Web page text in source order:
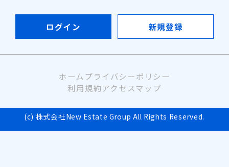
ログイン 新規登録
ホーム プライバシーポリシー
利用規約アクセスマップ
(c) 株式会社New Estate Group All Rights Reserved.